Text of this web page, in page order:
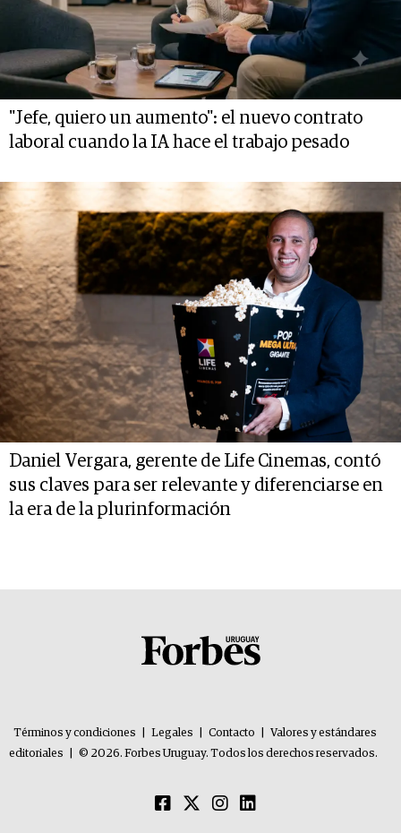
"Jefe, quiero un aumento": el nuevo contrato
laboral cuando la IA hace el trabajo pesado
Daniel Vergara, gerente de Life Cinemas, contó
sus claves para ser relevante y diferenciarse en
la era de la plurinformación
Términos y condiciones Legales Contacto
Valores y estándares
editoriales
© 2026. Forbes Uruguay. Todos los derechos reservados.